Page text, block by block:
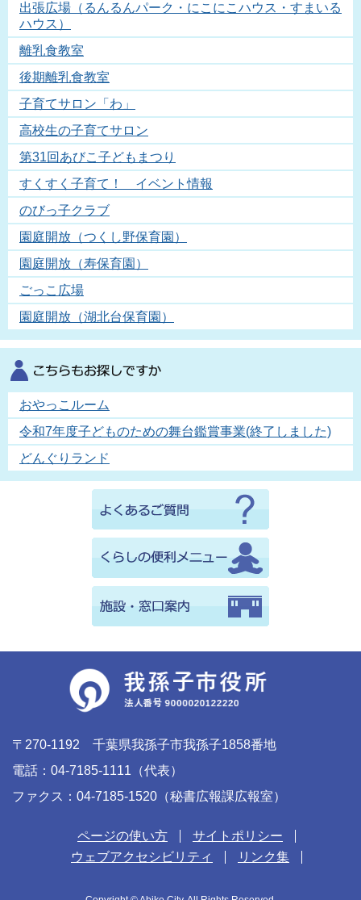
出張広場（るんるんパーク・にこにこハウス・すまいる
ハウス）
離乳食教室
後期離乳食教室
子育てサロン「わ」
高校生の子育てサロン
第31回あびこ子どもまつり
すくすく子育て！ イベント情報
のびっ子クラブ
園庭開放（つくし野保育園）
園庭開放（寿保育園）
ごっこ広場
園庭開放（湖北台保育園）
おやっこルーム
令和7年度子どものための舞台鑑賞事業(終了しました)
どんぐりランド
〒270-1192 千葉県我孫子市我孫子1858番地
電話：04-7185-1111（代表）
ファクス：04-7185-1520（秘書広報課広報室）
ページの使い方
サイトポリシー
ウェブアクセシビリティ
リンク集